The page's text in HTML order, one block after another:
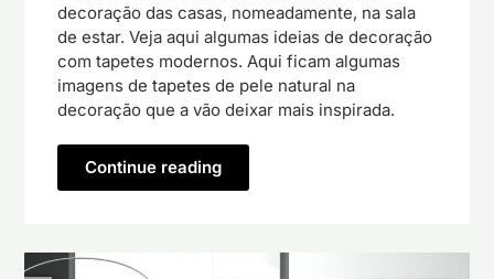
decoração das casas, nomeadamente, na sala
de estar. Veja aqui algumas ideias de decoração
com tapetes modernos. Aqui ficam algumas
imagens de tapetes de pele natural na
decoração que a vão deixar mais inspirada.
Continue reading